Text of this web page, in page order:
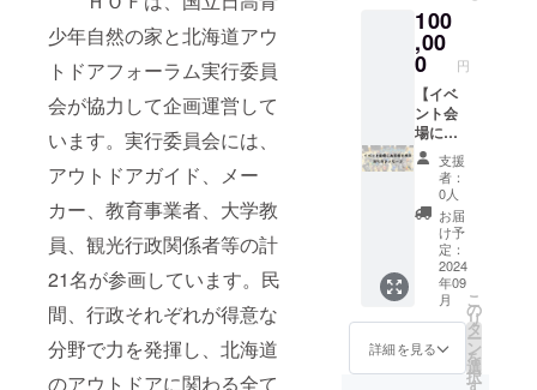
少年⾃然の家と北海道アウ
トドアフォーラム実行委員
会が協力して企画運営して
います。実行委員会には、
アウトドアガイド、メー
カー、教育事業者、大学教
員、観光行政関係者等の計
21名が参画しています。⺠
間、⾏政それぞれが得意な
分野で⼒を発揮し、北海道
のアウトドアに関わる全て
2024開
催期間
中
（2024
年11月
15日
（金）
～17日
（日）
） 掲載
方法：
文字の
前をご
記入く
ださ
い。
掲
載を辞
退され
る場合
は、辞
退とご
記入く
ださ
い。 掲
載期
間：北
海道ア
ウトド
ア
金受領
書をお
送りし
ます。
イベン
ト当
日、会
場にお
名前を
掲示さ
せてい
ただき
ます。
※支援
時、必
ず備考
欄に掲
載を希
望され
るお名
100
,00
0 円
【イベ
ント会
場にお
名前を
掲示・
お礼の
メッ
セー
ジ】 感
謝の気
持ちを
込め
て、お
礼の
メッ
セージ
支援
者：
0人
お届
け予
定：
2024
年09
月
詳細を見る
こ
の
リ
タ
ー
ン
を
選
択